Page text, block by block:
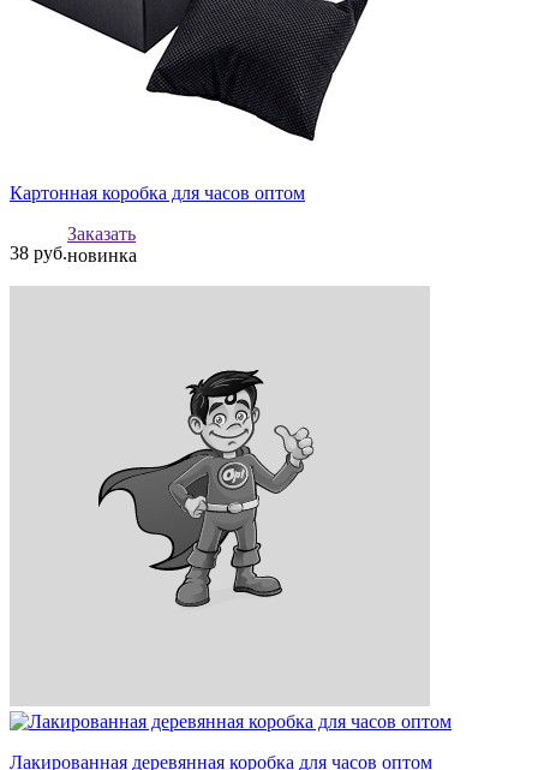
Картонная коробка для часов оптом
38 руб.
Заказать
новинка
Лакированная деревянная коробка для часов оптом